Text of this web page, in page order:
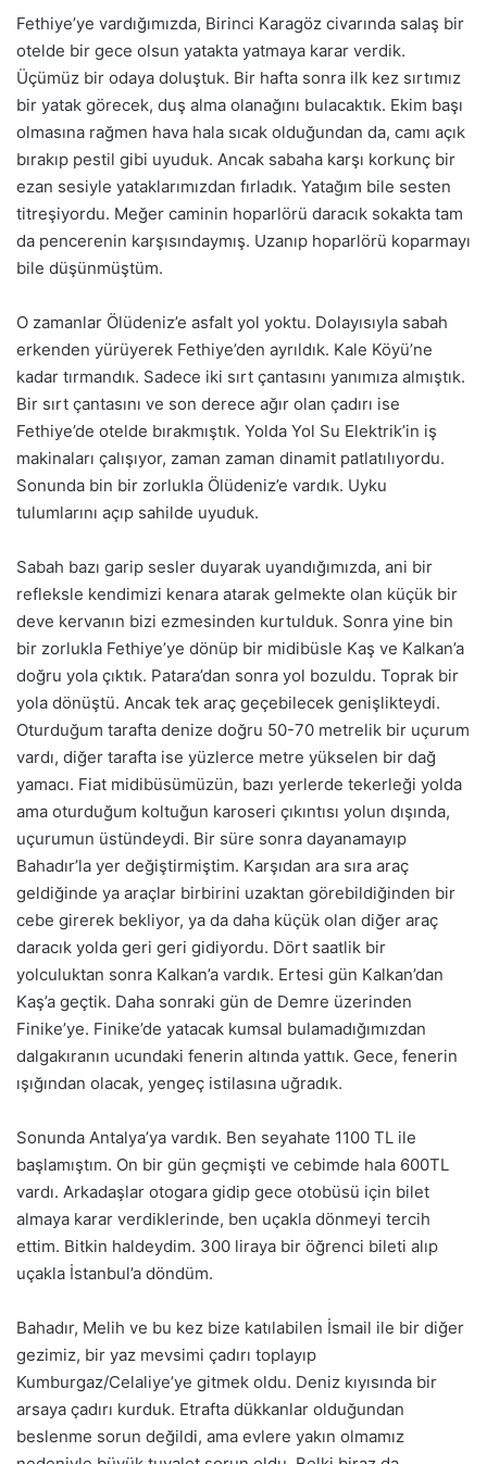
Fethiye’ye vardığımızda, Birinci Karagöz civarında salaş bir
otelde bir gece olsun yatakta yatmaya karar verdik.
Üçümüz bir odaya doluştuk. Bir hafta sonra ilk kez sırtımız
bir yatak görecek, duş alma olanağını bulacaktık. Ekim başı
olmasına rağmen hava hala sıcak olduğundan da, camı açık
bırakıp pestil gibi uyuduk. Ancak sabaha karşı korkunç bir
ezan sesiyle yataklarımızdan fırladık. Yatağım bile sesten
titreşiyordu. Meğer caminin hoparlörü daracık sokakta tam
da pencerenin karşısındaymış. Uzanıp hoparlörü koparmayı
bile düşünmüştüm.
O zamanlar Ölüdeniz’e asfalt yol yoktu. Dolayısıyla sabah
erkenden yürüyerek Fethiye’den ayrıldık. Kale Köyü’ne
kadar tırmandık. Sadece iki sırt çantasını yanımıza almıştık.
Bir sırt çantasını ve son derece ağır olan çadırı ise
Fethiye’de otelde bırakmıştık. Yolda Yol Su Elektrik’in iş
makinaları çalışıyor, zaman zaman dinamit patlatılıyordu.
Sonunda bin bir zorlukla Ölüdeniz’e vardık. Uyku
tulumlarını açıp sahilde uyuduk.
Sabah bazı garip sesler duyarak uyandığımızda, ani bir
refleksle kendimizi kenara atarak gelmekte olan küçük bir
deve kervanın bizi ezmesinden kurtulduk. Sonra yine bin
bir zorlukla Fethiye’ye dönüp bir midibüsle Kaş ve Kalkan’a
doğru yola çıktık. Patara’dan sonra yol bozuldu. Toprak bir
yola dönüştü. Ancak tek araç geçebilecek genişlikteydi.
Oturduğum tarafta denize doğru 50-70 metrelik bir uçurum
vardı, diğer tarafta ise yüzlerce metre yükselen bir dağ
yamacı. Fiat midibüsümüzün, bazı yerlerde tekerleği yolda
ama oturduğum koltuğun karoseri çıkıntısı yolun dışında,
uçurumun üstündeydi. Bir süre sonra dayanamayıp
Bahadır’la yer değiştirmiştim. Karşıdan ara sıra araç
geldiğinde ya araçlar birbirini uzaktan görebildiğinden bir
cebe girerek bekliyor, ya da daha küçük olan diğer araç
daracık yolda geri geri gidiyordu. Dört saatlik bir
yolculuktan sonra Kalkan’a vardık. Ertesi gün Kalkan’dan
Kaş’a geçtik. Daha sonraki gün de Demre üzerinden
Finike’ye. Finike’de yatacak kumsal bulamadığımızdan
dalgakıranın ucundaki fenerin altında yattık. Gece, fenerin
ışığından olacak, yengeç istilasına uğradık.
Sonunda Antalya’ya vardık. Ben seyahate 1100 TL ile
başlamıştım. On bir gün geçmişti ve cebimde hala 600TL
vardı. Arkadaşlar otogara gidip gece otobüsü için bilet
almaya karar verdiklerinde, ben uçakla dönmeyi tercih
ettim. Bitkin haldeydim. 300 liraya bir öğrenci bileti alıp
uçakla İstanbul’a döndüm.
Bahadır, Melih ve bu kez bize katılabilen İsmail ile bir diğer
gezimiz, bir yaz mevsimi çadırı toplayıp
Kumburgaz/Celaliye’ye gitmek oldu. Deniz kıyısında bir
arsaya çadırı kurduk. Etrafta dükkanlar olduğundan
beslenme sorun değildi, ama evlere yakın olmamız